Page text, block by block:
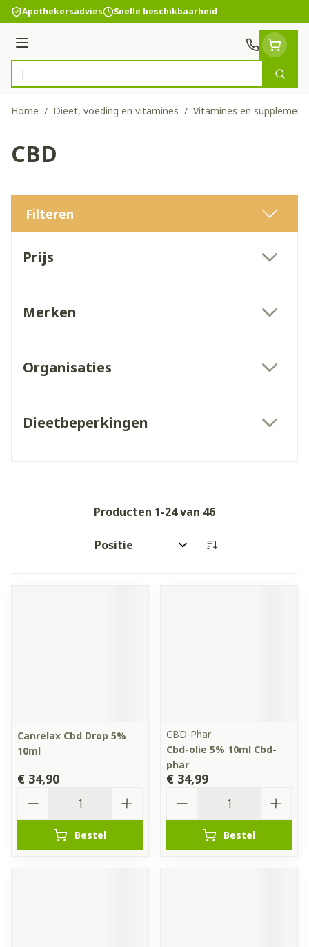
Ga naar de inhoud
Apothekersadvies Snelle beschikbaarheid
Menu
Product, merk, categorie...
Zoek
Home / Dieet, voeding en vitamines / Vitamines en
CBD
Filteren
Prijs
Merken
Organisaties
Dieetbeperkingen
Producten 1-24van 46
Sorteer op:
Canrelax Cbd Drop 5%
10ml
€ 34,90
Bestel
CBD-Phar
Cbd-olie 5% 10ml Cbd-
phar
€ 34,99
Bestel